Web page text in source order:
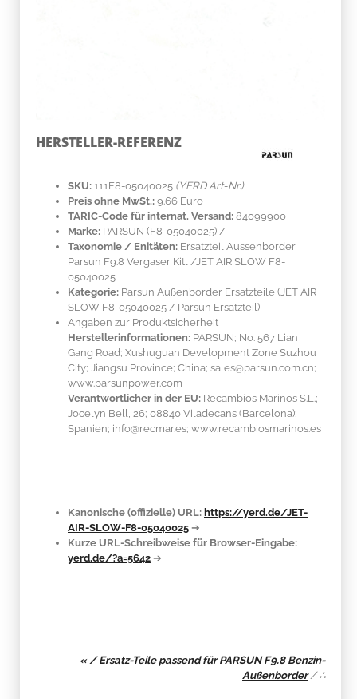
HERSTELLER-REFERENZ
SKU: 111F8-05040025 (YERD Art-Nr.)
Preis ohne MwSt.: 9.66 Euro
TARIC-Code für internat. Versand: 84099900
Marke: PARSUN (F8-05040025) /
Taxonomie / Enitäten: Ersatzteil Aussenborder
Parsun F9.8 Vergaser Kitl /JET AIR SLOW F8-
05040025
Kategorie: Parsun Außenborder Ersatzteile (JET AIR
SLOW F8-05040025 / Parsun Ersatzteil)
Angaben zur Produktsicherheit
Herstellerinformationen: PARSUN; No. 567 Lian
Gang Road; Xushuguan Development Zone Suzhou
City; Jiangsu Province; China; sales@parsun.com.cn;
www.parsunpower.com
Verantwortlicher in der EU: Recambios Marinos S.L.;
Jocelyn Bell, 26; 08840 Viladecans (Barcelona);
Spanien; info@recmar.es; www.recambiosmarinos.es
Kanonische (offizielle) URL: https://yerd.de/JET-
AIR-SLOW-F8-05040025 ➔
Kurze URL-Schreibweise für Browser-Eingabe:
yerd.de/?a=5642 ➔
« / Ersatz-Teile passend für PARSUN F9.8 Benzin-
Außenborder/∴